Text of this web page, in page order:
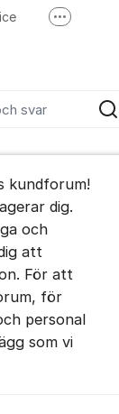
Fler
kundforum!
dig.
och
att
För att
för
personal
som vi